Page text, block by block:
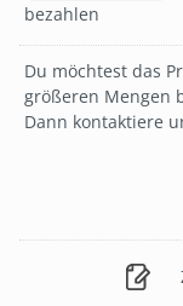
bezahlen
Du möchtest das
größeren Mengen
Dann kontaktiere